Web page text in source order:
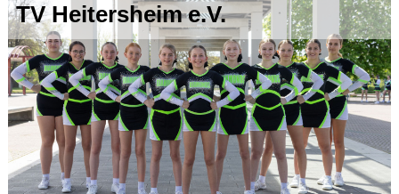
TV Heitersheim e.V.